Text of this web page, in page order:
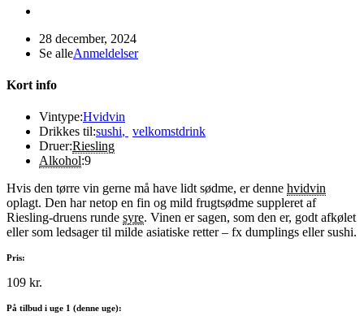
28 december, 2024
Se alleAnmeldelser
Kort info
Vintype:Hvidvin
Drikkes til:sushi, velkomstdrink
Druer:Riesling
Alkohol:9
Hvis den tørre vin gerne må have lidt sødme, er denne hvidvin
oplagt. Den har netop en fin og mild frugtsødme suppleret af
Riesling-druens runde syre. Vinen er sagen, som den er, godt afkølet
eller som ledsager til milde asiatiske retter – fx dumplings eller sushi.
Pris:
109 kr.
På tilbud i uge 1 (denne uge):